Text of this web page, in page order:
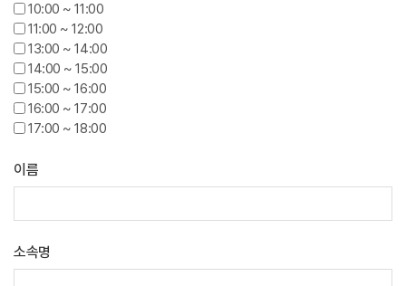
10:00 ~ 11:00
11:00 ~ 12:00
13:00 ~ 14:00
14:00 ~ 15:00
15:00 ~ 16:00
16:00 ~ 17:00
17:00 ~ 18:00
이름
소속명